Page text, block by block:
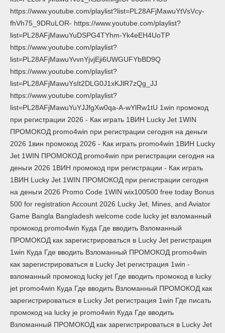
https://www.youtube.com/playlist?list=PL28AFjMawuYtVsVcy-
fhVh75_9DRuLOR- https://www.youtube.com/playlist?
list=PL28AFjMawuYuDSPG4TYhm-Yk4eEH4UoTP
https://www.youtube.com/playlist?
list=PL28AFjMawuYvvnYjvjEji6UWGUFYbBD9Q
https://www.youtube.com/playlist?
list=PL28AFjMawuYsIt2DLG0J1xKJlR7zQg_JJ
https://www.youtube.com/playlist?
list=PL28AFjMawuYuYJJfgXw0qa-A-wYlRw1tU 1win промокод
при регистрации 2026 - Как играть 1ВИН Lucky Jet 1WIN
ПРОМОКОД promo4win при регистрации сегодня на деньги
2026 1вин промокод 2026 - Как играть promo4win 1ВИН Lucky
Jet 1WIN ПРОМОКОД promo4win при регистрации сегодня на
деньги 2026 1ВИН промокод при регистрации - Как играть
1ВИН Lucky Jet 1WIN ПРОМОКОД при регистрации сегодня
на деньги 2026 Promo Code 1WIN wix100500 free today Bonus
500 for registration Account 2026 Lucky Jet, Mines, and Aviator
Game Bangla Bangladesh welcome code lucky jet взломанный
промокод promo4win Куда Где вводить Взломанный
ПРОМОКОД как зарегистрироваться в Lucky Jet регистрация
1win Куда Где вводить Взломанный ПРОМОКОД promo4win
как зарегистрироваться в Lucky Jet регистрация 1win -
взломанный промокод lucky jet Где вводить промокод в lucky
jet promo4win Куда Где вводить Взломанный ПРОМОКОД как
зарегистрироваться в Lucky Jet регистрация 1win Где писать
промокод на lucky je promo4win Куда Где вводить
Взломанный ПРОМОКОД как зарегистрироваться в Lucky Jet